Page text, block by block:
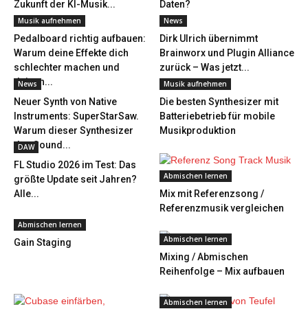
Zukunft der KI-Musik...
Daten?
Musik aufnehmen
Pedalboard richtig aufbauen:
Warum deine Effekte dich
schlechter machen und
deinen...
News
Dirk Ulrich übernimmt
Brainworx und Plugin Alliance
zurück – Was jetzt...
News
Neuer Synth von Native
Instruments: SuperStarSaw.
Warum dieser Synthesizer
den Sound...
Musik aufnehmen
Die besten Synthesizer mit
Batteriebetrieb für mobile
Musikproduktion
DAW
FL Studio 2026 im Test: Das
größte Update seit Jahren?
Alle...
Abmischen lernen
Mix mit Referenzsong /
Referenzmusik vergleichen
Abmischen lernen
Gain Staging Abmischen lernen
Mixing / Abmischen
Reihenfolge – Mix aufbauen
Abmischen lernen